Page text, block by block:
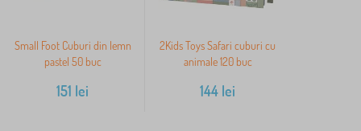
Small Foot Cuburi din lemn
pastel 50 buc
151 lei
2Kids Toys Safari cuburi cu
animale 120 buc
144 lei